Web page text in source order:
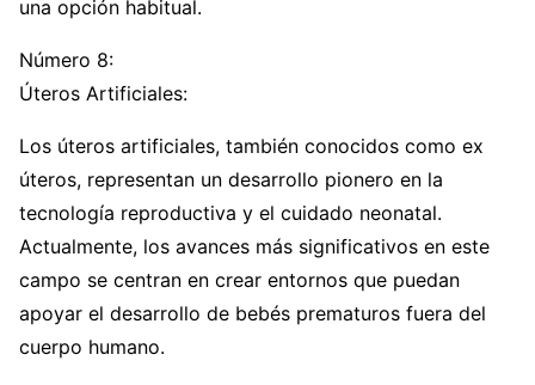
una opción habitual.
Número 8:
Úteros Artificiales:
Los úteros artificiales, también conocidos como ex
úteros, representan un desarrollo pionero en la
tecnología reproductiva y el cuidado neonatal.
Actualmente, los avances más significativos en este
campo se centran en crear entornos que puedan
apoyar el desarrollo de bebés prematuros fuera del
cuerpo humano.